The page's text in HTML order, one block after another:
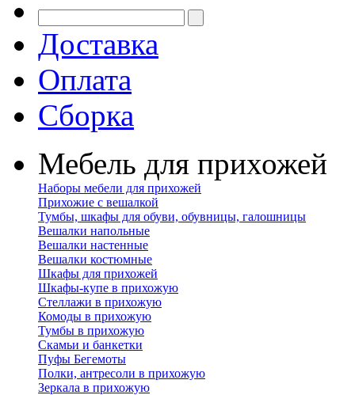
Доставка
Оплата
Сборка
Мебель для прихожей
Наборы мебели для прихожей
Прихожие с вешалкой
Тумбы, шкафы для обуви, обувницы, галошницы
Вешалки напольные
Вешалки настенные
Вешалки костюмные
Шкафы для прихожей
Шкафы-купе в прихожую
Стеллажи в прихожую
Комоды в прихожую
Тумбы в прихожую
Скамьи и банкетки
Пуфы Бегемоты
Полки, антресоли в прихожую
Зеркала в прихожую